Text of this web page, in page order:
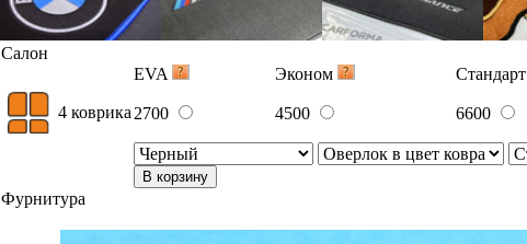
Салон
EVA
Эконом Стандарт
4 коврика 2700 4500 6600
В корзину
Фурнитура